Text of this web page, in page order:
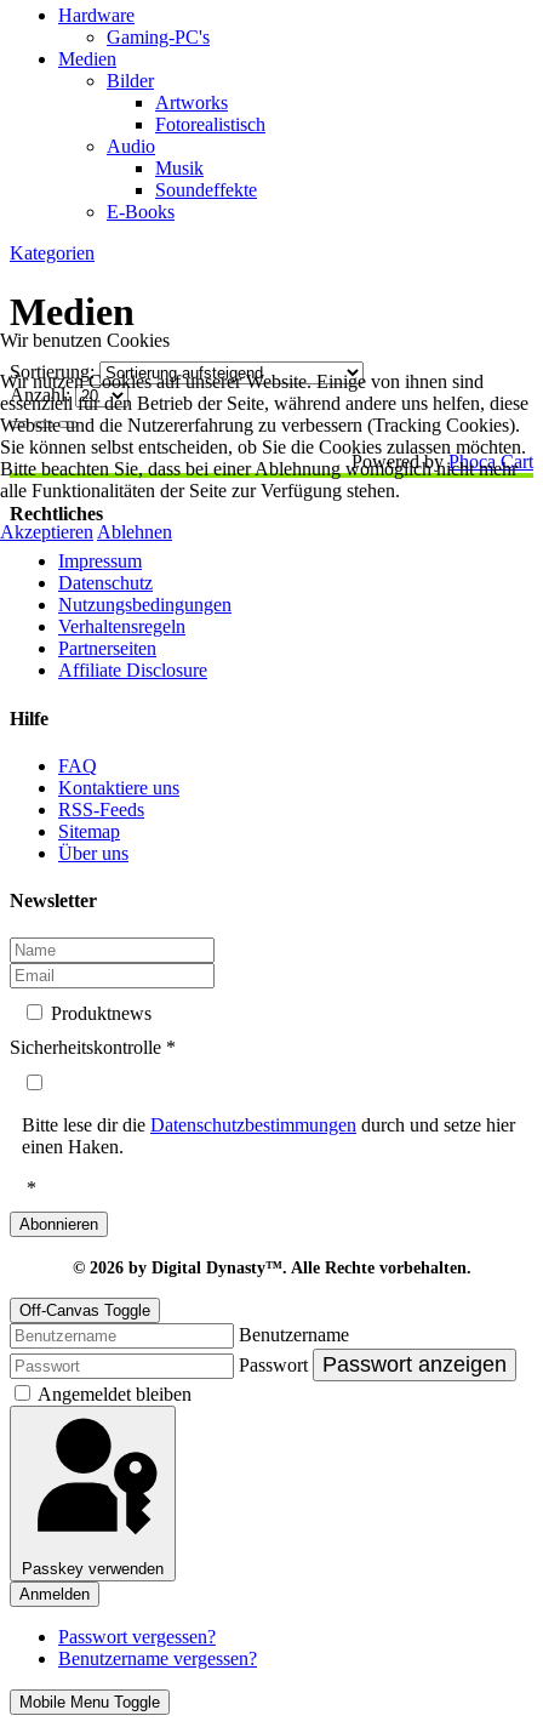
Hardware
Gaming-PC's
Medien
Bilder
Artworks
Fotorealistisch
Audio
Musik
Soundeffekte
E-Books
Kategorien
Medien
Sortierung:
Anzahl:
Powered byPhoca Cart
Rechtliches
Impressum
Datenschutz
Nutzungsbedingungen
Verhaltensregeln
Partnerseiten
Affiliate Disclosure
Hilfe
FAQ
Kontaktiere uns
RSS-Feeds
Sitemap
Über uns
Newsletter
Produktnews
Sicherheitskontrolle *
Bitte lese dir die Datenschutzbestimmungen durch und setze hier
einen Haken.
*
Abonnieren
© 2026 by Digital Dynasty™. Alle Rechte vorbehalten.
Off-Canvas Toggle
Benutzername
Passwort
Passwort anzeigen
Angemeldet bleiben
Passkey verwenden
Anmelden
Passwort vergessen?
Benutzername vergessen?
Mobile Menu Toggle
Wir benutzen Cookies
Wir nutzen Cookies auf unserer Website. Einige von ihnen sind
essenziell für den Betrieb der Seite, während andere uns helfen, diese
Website und die Nutzererfahrung zu verbessern (Tracking Cookies).
Sie können selbst entscheiden, ob Sie die Cookies zulassen möchten.
Bitte beachten Sie, dass bei einer Ablehnung womöglich nicht mehr
alle Funktionalitäten der Seite zur Verfügung stehen.
Akzeptieren Ablehnen